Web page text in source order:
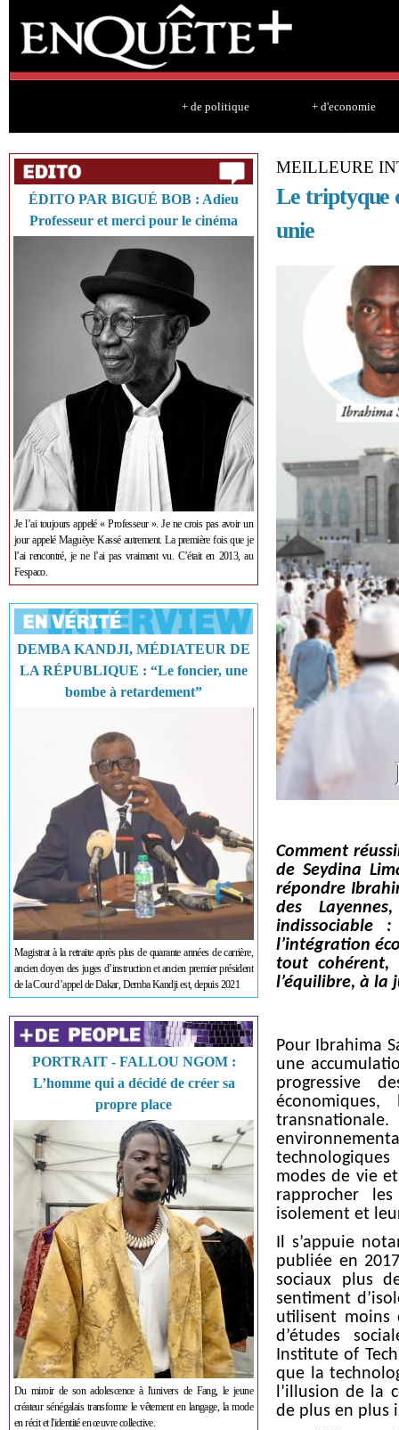
+ de politique + d'economie
ÉDITO PAR BIGUÉ BOB : Adieu
Professeur et merci pour le cinéma
Je l’ai toujours appelé « Professeur ». Je ne crois pas avoir un
jour appelé Maguèye Kassé autrement. La première fois que je
l’ai rencontré, je ne l’ai pas vraiment vu. C’était en 2013, au
Fespaco.
DEMBA KANDJI, MÉDIATEUR DE
LA RÉPUBLIQUE : “Le foncier, une
bombe à retardement”
Magistrat à la retraite après plus de quarante années de carrière,
ancien doyen des juges d’instruction et ancien premier président
de la Cour d’appel de Dakar, Demba Kandji est, depuis 2021
PORTRAIT - FALLOU NGOM :
L’homme qui a décidé de créer sa
propre place
Du miroir de son adolescence à l'univers de Fang, le jeune
créateur sénégalais transforme le vêtement en langage, la mode
en récit et l'identité en œuvre collective.
MEILLEURE
Le triptyque
unie
Comment
de Seydina
répondre
des
indissociable
l’intégration
tout cohérent,
l’équilibre, à la
Pour Ibrahima
une
progressive
modes de vie
rapprocher
isolement et
Il s’appuie
publiée en
sociaux plus
sentiment
utilisent moins
d’études
Institute of
que la
l’illusion de la
de plus en plus